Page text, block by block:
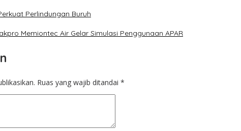
Perlindungan Buruh
Memiontec Air Gelar Simulasi Penggunaan APAR
Ruas yang wajib ditandai *